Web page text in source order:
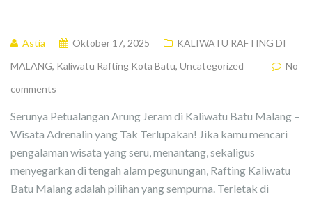
Astia Oktober 17, 2025
KALIWATU RAFTING DI
MALANG, Kaliwatu Rafting Kota Batu, Uncategorized
No
comments
Serunya Petualangan Arung Jeram di Kaliwatu Batu Malang –
Wisata Adrenalin yang Tak Terlupakan! Jika kamu mencari
pengalaman wisata yang seru, menantang, sekaligus
menyegarkan di tengah alam pegunungan, Rafting Kaliwatu
Batu Malang adalah pilihan yang sempurna. Terletak di